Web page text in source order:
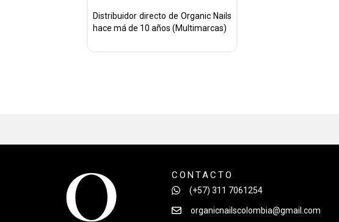
Distribuidor directo de Organic Nails
hace má de 10 años (Multimarcas)
CONTACTO
(+57) 311 7061254
organicnailscolombia@gmail.com